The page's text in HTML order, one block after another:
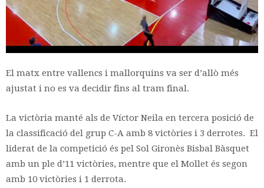
El matx entre vallencs i mallorquins va ser d’allò més
ajustat i no es va decidir fins al tram final.
La victòria manté als de Víctor Neila en tercera posició de
la classificació del grup C-A amb 8 victòries i 3 derrotes. El
liderat de la competició és pel Sol Gironès Bisbal Bàsquet
amb un ple d’11 victòries, mentre que el Mollet és segon
amb 10 victòries i 1 derrota.